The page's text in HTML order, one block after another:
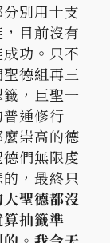
別用十支
目前沒有
功。只不
德組再三
，巨聖一
通修行
崇高的德
們無限虔
，最終只
聖德都沒
抽籤準